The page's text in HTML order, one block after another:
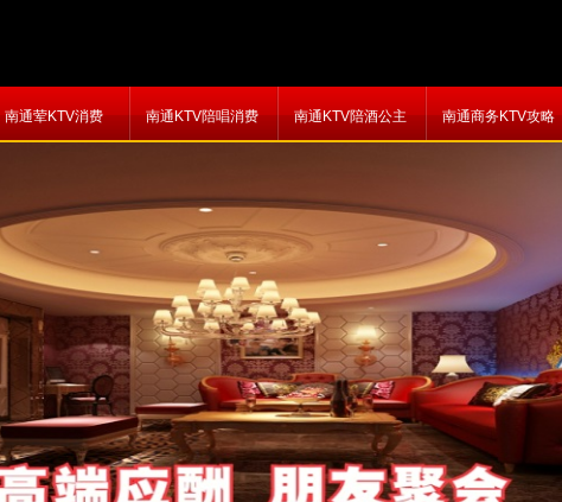
南通荤KTV消费 南通KTV陪唱消费 南通KTV陪酒公主 南通商务KTV攻略